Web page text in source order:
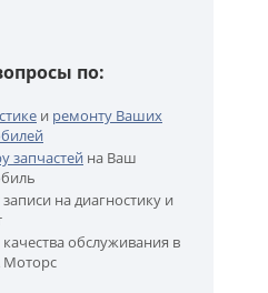
по:
и ремонту Ваших
запчастей на Ваш
на диагностику и
обслуживания в